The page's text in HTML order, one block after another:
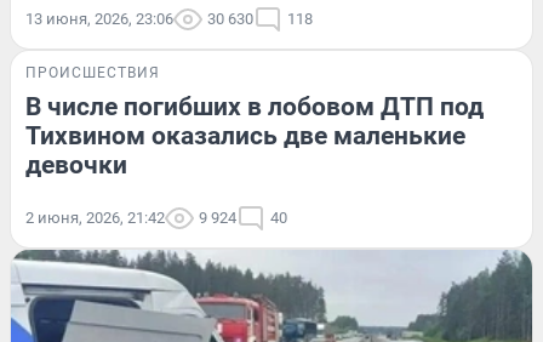
13 июня, 2026, 23:06 30 630 118
ПРОИСШЕСТВИЯ
В числе погибших в лобовом ДТП под
Тихвином оказались две маленькие
девочки
2 июня, 2026, 21:42 9 924 40